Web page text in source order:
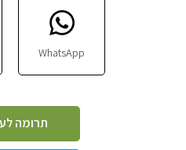
WhatsApp
תרומה